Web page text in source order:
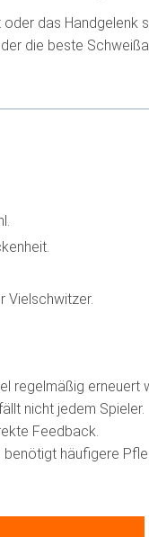
das Handgelenk
die beste
Vielschwitzer.
regelmäßig erneuert
nicht jedem Spieler.
Feedback.
häufigere